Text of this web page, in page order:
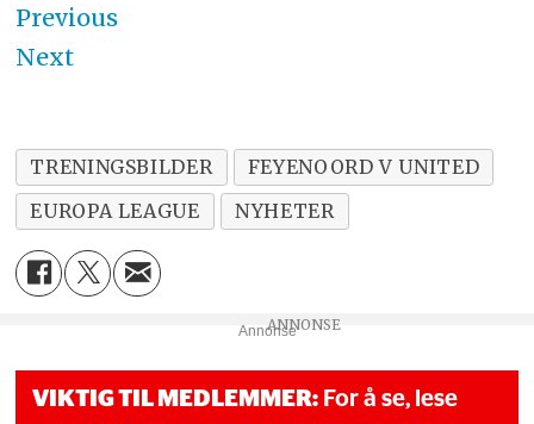
Previous
Next
TRENINGSBILDER
FEYENOORD V UNITED
EUROPA LEAGUE
NYHETER
Annonse
VIKTIG TIL MEDLEMMER: For å se, lese